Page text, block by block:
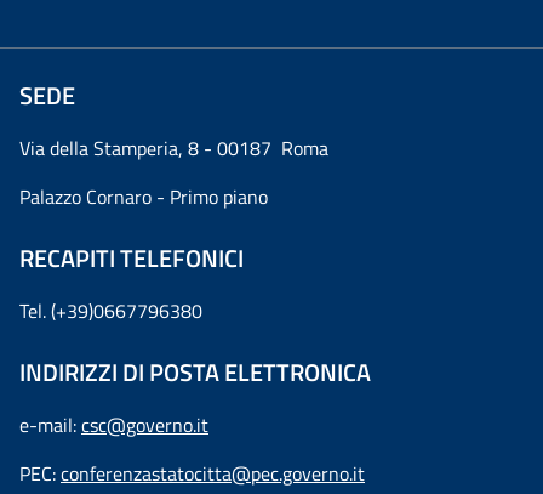
SEDE
Via della Stamperia, 8 - 00187 Roma
Palazzo Cornaro - Primo piano
RECAPITI TELEFONICI
Tel. (+39)0667796380
INDIRIZZI DI POSTA ELETTRONICA
e-mail:csc@governo.it
PEC:conferenzastatocitta@pec.governo.it